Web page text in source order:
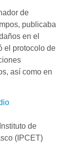
de
publicaba
en el
el protocolo de
así como en
de
(IPCET)